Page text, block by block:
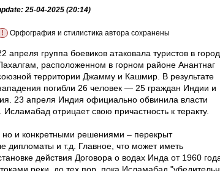
25-04-2025 (20:14)
! Орфография и стилистика автора сохранены
апреля группа боевиков атаковала туристов в
расположенном в горном районе Анантнаг
территории Джамму и Кашмир. В результате
погибли 26 человек — 25 граждан Индии и
23 апреля Индия официально обвинила власти
отрицает свою причастность к теракту.
и конкретными решениями – перекрыт
дипломаты и т.д. Главное, что может иметь
действия Договора о водах Инда от 1960